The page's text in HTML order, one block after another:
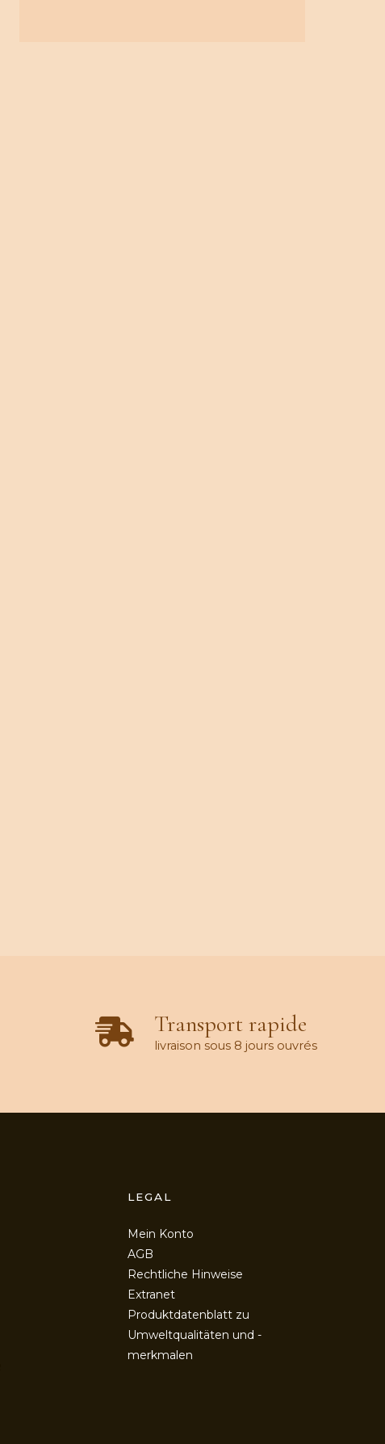
Transport rapide
livraison sous 8 jours ouvrés
LEGAL
Mein Konto
AGB
Rechtliche Hinweise
Extranet
Produktdatenblatt zu
Umweltqualitäten und -
merkmalen